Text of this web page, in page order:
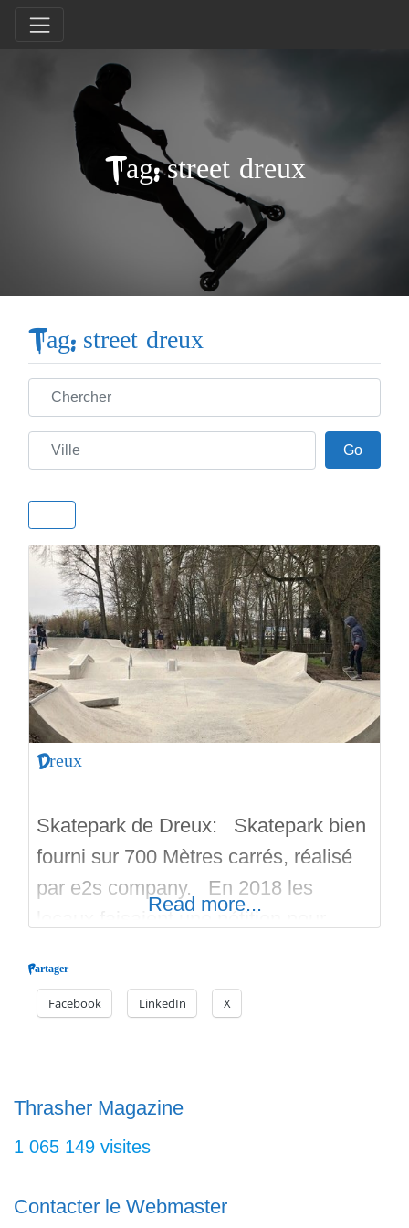
Tag: street dreux
Tag: street dreux
Chercher
Ville GoGo
Dreux
Skatepark de Dreux: Skatepark bien
fourni sur 700 Mètres carrés, réalisé
par e2s company. En 2018 les
locaux faisaient une pétition pour
l’ont obtenu. Skatepark fluide en
mode flow park, avec plans inclinés,
palette a manuals, bosses pour la
relance
Read more...
Partager
Facebook LinkedIn X
Thrasher Magazine
1 065 149 visites
Contacter le Webmaster